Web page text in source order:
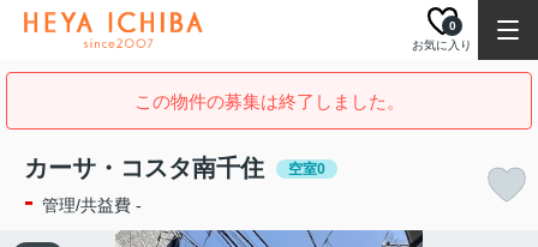
お気に入り
0
この物件の募集は終了しました。
カーサ・コスタ南千住 空室0
- 管理/共益費 -